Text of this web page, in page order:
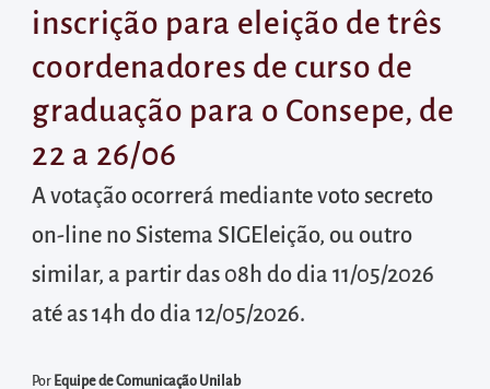
diretamente
menu
principal
Acessar
área
para
realizar
internas
inscrição para eleição de três
coordenadores de curso de
graduação para o Consepe, de
22 a 26/06
A votação ocorrerá mediante voto secreto
on-line no Sistema SIGEleição, ou outro
similar, a partir das 08h do dia 11/05/2026
até as 14h do dia 12/05/2026.
Por Equipe de Comunicação Unilab